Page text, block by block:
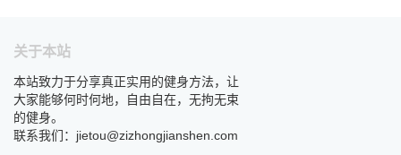
关于本站
本站致力于分享真正实用的健身方法，让
大家能够何时何地，自由自在，无拘无束
的健身。
联系我们：jietou@zizhongjianshen.com